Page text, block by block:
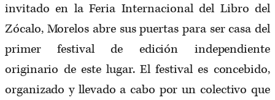
invitado en la Feria Internacional del Libro del
Zócalo, Morelos abre sus puertas para ser casa del
primer festival de edición independiente
originario de este lugar. El festival es concebido,
organizado y llevado a cabo por un colectivo que